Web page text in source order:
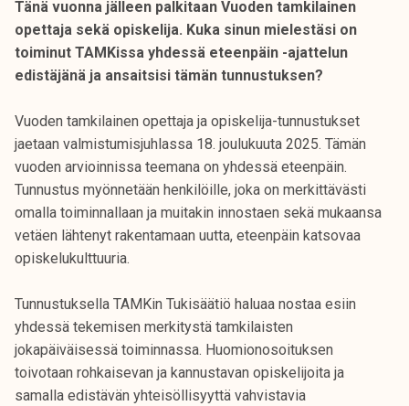
Tänä vuonna jälleen palkitaan Vuoden tamkilainen
opettaja sekä opiskelija. Kuka sinun mielestäsi on
toiminut TAMKissa yhdessä eteenpäin -ajattelun
edistäjänä ja ansaitsisi tämän tunnustuksen?
Vuoden tamkilainen opettaja ja opiskelija-tunnustukset
jaetaan valmistumisjuhlassa 18. joulukuuta 2025. Tämän
vuoden arvioinnissa teemana on yhdessä eteenpäin.
Tunnustus myönnetään henkilöille, joka on merkittävästi
omalla toiminnallaan ja muitakin innostaen sekä mukaansa
vetäen lähtenyt rakentamaan uutta, eteenpäin katsovaa
opiskelukulttuuria.
Tunnustuksella TAMKin Tukisäätiö haluaa nostaa esiin
yhdessä tekemisen merkitystä tamkilaisten
jokapäiväisessä toiminnassa. Huomionosoituksen
toivotaan rohkaisevan ja kannustavan opiskelijoita ja
samalla edistävän yhteisöllisyyttä vahvistavia